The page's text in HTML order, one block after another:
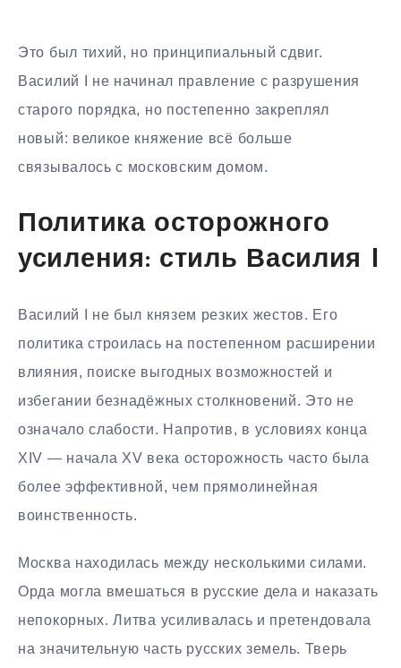
Это был тихий, но принципиальный сдвиг.
Василий I не начинал правление с разрушения
старого порядка, но постепенно закреплял
новый: великое княжение всё больше
связывалось с московским домом.
Политика осторожного
усиления: стиль Василия I
Василий I не был князем резких жестов. Его
политика строилась на постепенном расширении
влияния, поиске выгодных возможностей и
избегании безнадёжных столкновений. Это не
означало слабости. Напротив, в условиях конца
XIV — начала XV века осторожность часто была
более эффективной, чем прямолинейная
воинственность.
Москва находилась между несколькими силами.
Орда могла вмешаться в русские дела и наказать
непокорных. Литва усиливалась и претендовала
на значительную часть русских земель. Тверь